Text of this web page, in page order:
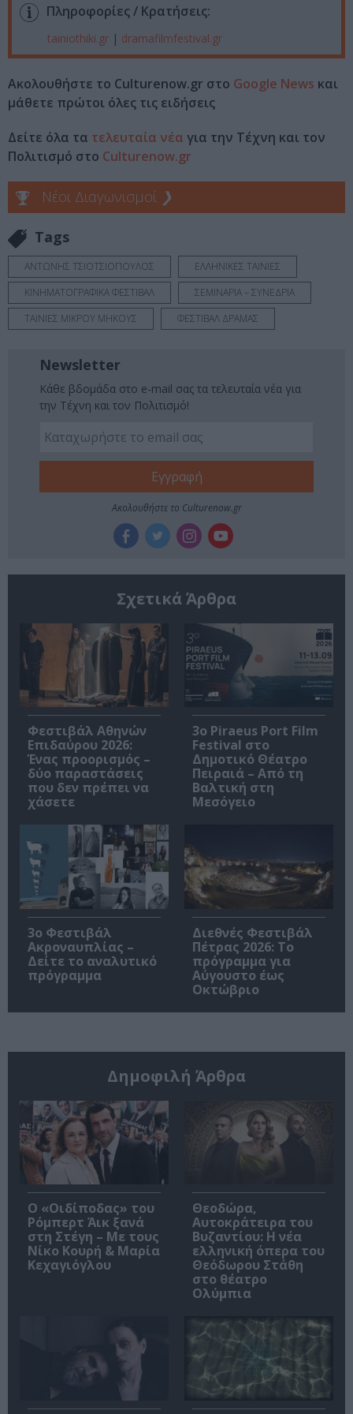
Πληροφορίες / Κρατήσεις:
tainiothiki.gr | dramafilmfestival.gr
Ακολουθήστε το Culturenow.gr στο Google News και
μάθετε πρώτοι όλες τις ειδήσεις
Δείτε όλα τα τελευταία νέα για την Τέχνη και τον
Πολιτισμό στο Culturenow.gr
Νέοι Διαγωνισμοί ❯
Tags
ΑΝΤΩΝΗΣ ΤΣΙΟΤΣΙΟΠΟΥΛΟΣ
ΕΛΛΗΝΙΚΕΣ ΤΑΙΝΙΕΣ
ΚΙΝΗΜΑΤΟΓΡΑΦΙΚΑ ΦΕΣΤΙΒΑΛ
ΣΕΜΙΝΑΡΙΑ – ΣΥΝΕΔΡΙΑ
ΤΑΙΝΙΕΣ ΜΙΚΡΟΥ ΜΗΚΟΥΣ
ΦΕΣΤΙΒΑΛ ΔΡΑΜΑΣ
Newsletter
Κάθε βδομάδα στο e-mail σας τα τελευταία νέα για
την Τέχνη και τον Πολιτισμό!
Ακολουθήστε το Culturenow.gr
Σχετικά Άρθρα
Φεστιβάλ Αθηνών
Επιδαύρου 2026:
Ένας προορισμός –
δύο παραστάσεις
που δεν πρέπει να
χάσετε
3o Piraeus Port Film
Festival στο
Δημοτικό Θέατρο
Πειραιά – Από τη
Βαλτική στη
Μεσόγειο
3ο Φεστιβάλ
Ακροναυπλίας –
Δείτε το αναλυτικό
πρόγραμμα
Διεθνές Φεστιβάλ
Πέτρας 2026: Το
πρόγραμμα για
Αύγουστο έως
Οκτώβριο
Δημοφιλή Άρθρα
O «Οιδίποδας» του
Ρόμπερτ Άικ ξανά
στη Στέγη – Με τους
Νίκο Κουρή & Μαρία
Κεχαγιόγλου
Θεοδώρα,
Αυτοκράτειρα του
Βυζαντίου: Η νέα
ελληνική όπερα του
Θεόδωρου Στάθη
στο θέατρο
Ολύμπια